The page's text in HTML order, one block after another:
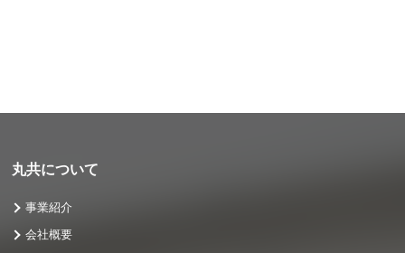
丸共について
事業紹介
会社概要